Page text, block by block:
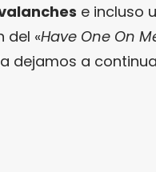
e incluso
del «Have One On
dejamos a